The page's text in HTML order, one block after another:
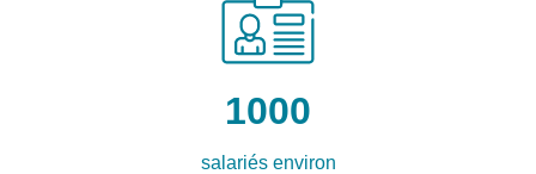
1000
salariés environ